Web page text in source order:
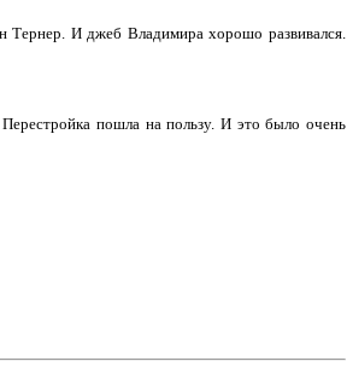
Тернер. И джеб Владимира хорошо развивался.
пошла на пользу. И это было очень